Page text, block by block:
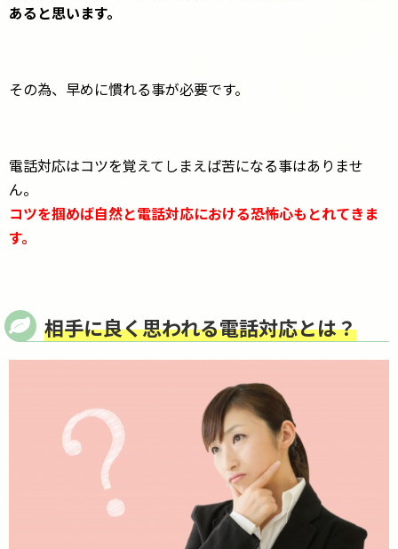
あると思います。
その為、早めに慣れる事が必要です。
電話対応はコツを覚えてしまえば苦になる事はありませ
ん。
コツを掴めば自然と電話対応における恐怖心もとれてきま
す。
相手に良く思われる電話対応とは？